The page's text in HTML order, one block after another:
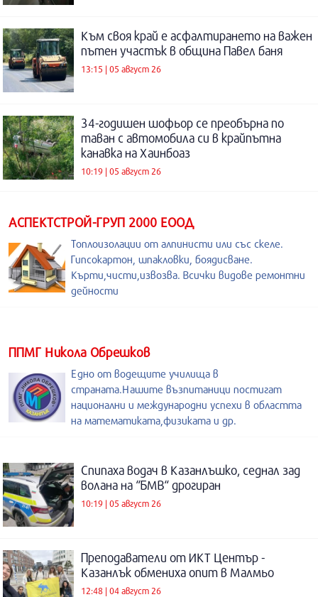
Към своя край е асфалтирането на важен
пътен участък в община Павел баня
13:15 | 05 август 26
34-годишен шофьор се преобърна по
таван с автомобила си в крайпътна
канавка на Хаинбоаз
10:19 | 05 август 26
АСПЕКТСТРОЙ-ГРУП 2000 ЕООД
Топлоизолации от алпинисти или със скеле.
Гипсокартон, шпакловки, боядисване.
Кърти,чисти,извозва. Всички видове ремонтни
дейности
ППМГ Никола Обрешков
Едно от водещите училища в
страната.Нашите възпитаници постигат
национални и международни успехи в областта
на математиката,физиката и др.
Спипаха водач в Казанлъшко, седнал зад
волана на “БМВ“ дрогиран
10:19 | 05 август 26
Преподаватели от ИКТ Център -
Казанлък обмениха опит в Малмьо
12:48 | 04 август 26